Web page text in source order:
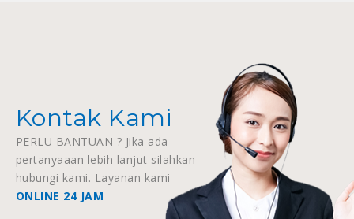
Kontak Kami
PERLU BANTUAN ? Jika ada
pertanyaaan lebih lanjut silahkan
hubungi kami. Layanan kami
ONLINE 24 JAM